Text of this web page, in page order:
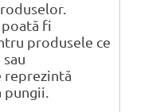
poată fi
produsele ce
reprezintă